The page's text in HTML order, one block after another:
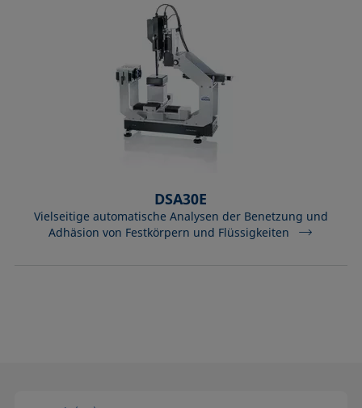
DSA30E
Vielseitige automatische Analysen der Benetzung und
Adhäsion von Festkörpern und Flüssigkeiten